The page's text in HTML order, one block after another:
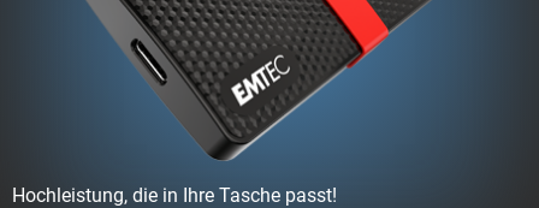
Hochleistung, die in Ihre Tasche passt!